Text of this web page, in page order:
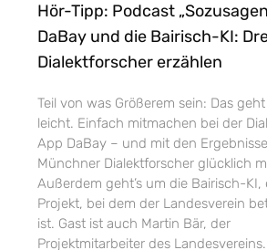
Hör-Tipp: Podcast
DaBay und die Bairisch-KI:
Dialektforscher erzählen
Teil von was Größerem sein: Das
leicht. Einfach mitmachen bei der
App DaBay – und mit den
Münchner Dialektforscher glücklich
Außerdem geht’s um die Bairisch-KI,
Projekt, bei dem der Landesverein
ist. Gast ist auch Martin Bär, der
Projektmitarbeiter des Landesvereins.